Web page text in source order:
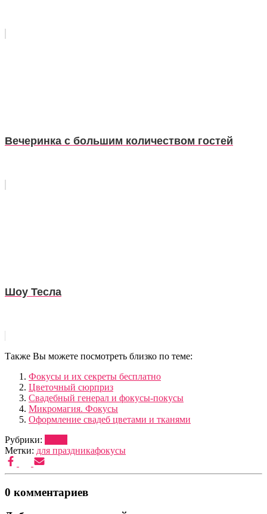
Вечеринка с большим количеством гостей
Шоу Тесла
Также Вы можете посмотреть близко по теме:
Фокусы и их секреты бесплатно
Цветочный сюрприз
Свадебный генерал и фокусы-покусы
Микромагия. Фокусы
Оформление свадеб цветами и тканями
Рубрики:
Метки: для праздникафокусы
0 комментариев